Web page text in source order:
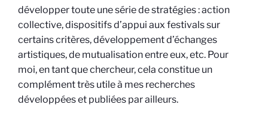
développer toute une série de stratégies : action
collective, dispositifs d’appui aux festivals sur
certains critères, développement d’échanges
artistiques, de mutualisation entre eux, etc. Pour
moi, en tant que chercheur, cela constitue un
complément très utile à mes recherches
développées et publiées par ailleurs.